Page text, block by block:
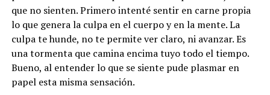
que no sienten. Primero intenté sentir en carne propia
lo que genera la culpa en el cuerpo y en la mente. La
culpa te hunde, no te permite ver claro, ni avanzar. Es
una tormenta que camina encima tuyo todo el tiempo.
Bueno, al entender lo que se siente pude plasmar en
papel esta misma sensación.